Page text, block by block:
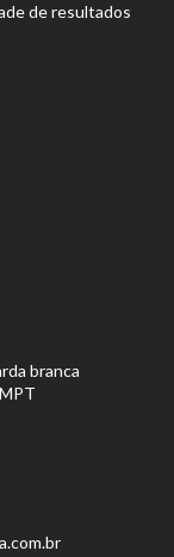
de resultados
branca